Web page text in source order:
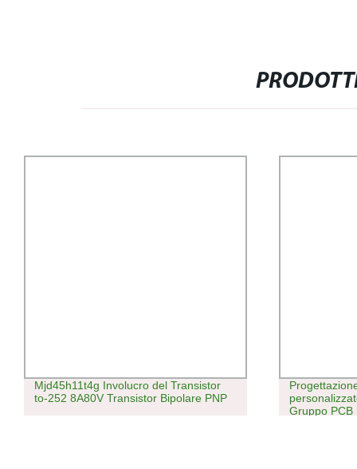
Mjd45h11t4g Involucro del Transistor
to-252 8A80V Transistor Bipolare PNP
Gruppo PCB